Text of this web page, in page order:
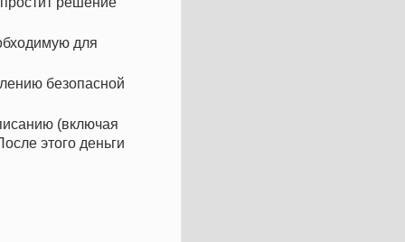
для
безопасной
(включая
этого деньги